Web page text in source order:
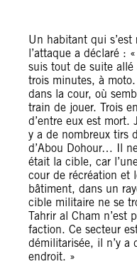
Un habitant qui
l’attaque a déclaré :
suis tout de suite allé
trois minutes, à
dans la cour, où
train de jouer. Trois
d’entre eux est
y a de nombreux tirs
d’Abou Dohour… Il
était la cible, car
cour de récréation et
bâtiment, dans un
cible militaire ne se
Tahrir al Cham n’est
faction. Ce secteur
démilitarisée, il n’y a
endroit. »